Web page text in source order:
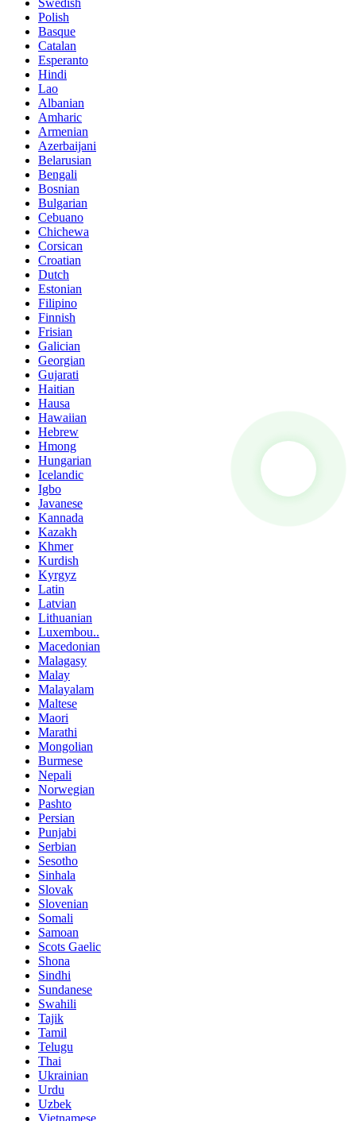
Swedish
Polish
Basque
Catalan
Esperanto
Hindi
Lao
Albanian
Amharic
Armenian
Azerbaijani
Belarusian
Bengali
Bosnian
Bulgarian
Cebuano
Chichewa
Corsican
Croatian
Dutch
Estonian
Filipino
Finnish
Frisian
Galician
Georgian
Gujarati
Haitian
Hausa
Hawaiian
Hebrew
Hmong
Hungarian
Icelandic
Igbo
Javanese
Kannada
Kazakh
Khmer
Kurdish
Kyrgyz
Latin
Latvian
Lithuanian
Luxembou..
Macedonian
Malagasy
Malay
Malayalam
Maltese
Maori
Marathi
Mongolian
Burmese
Nepali
Norwegian
Pashto
Persian
Punjabi
Serbian
Sesotho
Sinhala
Slovak
Slovenian
Somali
Samoan
Scots Gaelic
Shona
Sindhi
Sundanese
Swahili
Tajik
Tamil
Telugu
Thai
Ukrainian
Urdu
Uzbek